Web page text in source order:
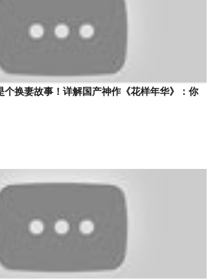
个换妻故事！详解国产神作《花样年华》：你